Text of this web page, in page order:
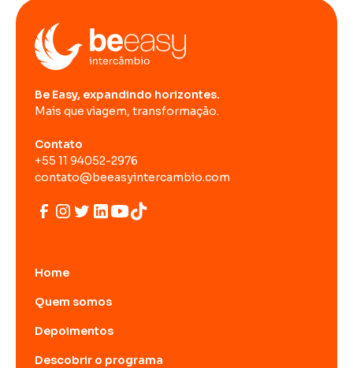
Be Easy, expandindo horizontes.
Mais que viagem, transformação.
Contato
+55 11 94052-2976
contato@beeasyintercambio.com
Home
Quem somos
Depoimentos
Descobrir o programa